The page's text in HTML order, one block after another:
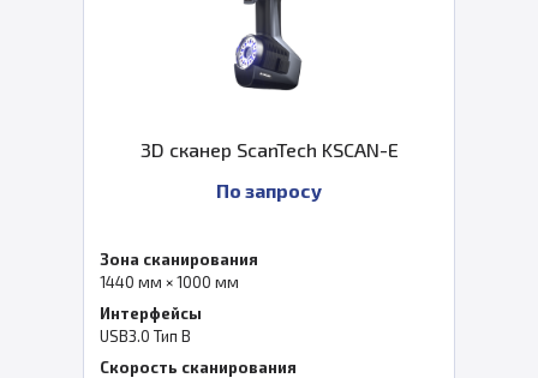
3D сканер ScanTech KSCAN-E
По запросу
Зона сканирования
1440 мм × 1000 мм
Интерфейсы
USB3.0 Тип B
Скорость сканирования